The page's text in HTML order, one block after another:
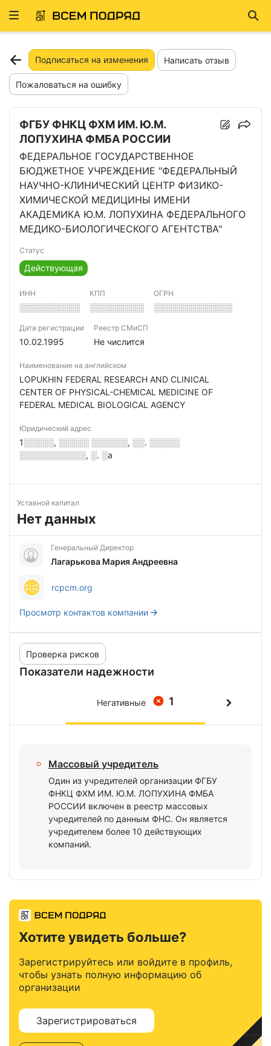
Развернуть
Подписаться на изменения Написать отзыв
Пожаловаться на ошибку
ФГБУ ФНКЦ ФХМ ИМ. Ю.М.
ЛОПУХИНА ФМБА РОССИИ
ФЕДЕРАЛЬНОЕ ГОСУДАРСТВЕННОЕ
БЮДЖЕТНОЕ УЧРЕЖДЕНИЕ "ФЕДЕРАЛЬНЫЙ
НАУЧНО-КЛИНИЧЕСКИЙ ЦЕНТР ФИЗИКО-
ХИМИЧЕСКОЙ МЕДИЦИНЫ ИМЕНИ
АКАДЕМИКА Ю.М. ЛОПУХИНА ФЕДЕРАЛЬНОГО
МЕДИКО-БИОЛОГИЧЕСКОГО АГЕНТСТВА"
Статус
Действующая
ИНН
░░░░░░░░░░
КПП
░░░░░░░░░
ОГРН
░░░░░░░░░░░░░
Дата регистрации
10.02.1995
Реестр СМиСП
Не числится
Наименование на английском
LOPUKHIN FEDERAL RESEARCH AND CLINICAL
CENTER OF PHYSICAL-CHEMICAL MEDICINE OF
FEDERAL MEDICAL BIOLOGICAL AGENCY
Юридический адрес
1░░░░░, ░░░░░ ░░░░░░, ░░. ░░░░░
░░░░░░░░░░░, ░. ░а
Уставной капитал
Нет данных
Генеральный Директор
Лагарькова Мария Андреевна
rcpcm.org
Просмотр контактов компании
Показатели надежности
Проверка рисков
1
Негативные
Массовый учредитель
Один из учредителей организации ФГБУ
ФНКЦ ФХМ ИМ. Ю.М. ЛОПУХИНА ФМБА
РОССИИ включен в реестр массовых
учредителей по данным ФНС. Он является
учредителем более 10 действующих
компаний.
Хотите увидеть больше?
Зарегистрируйтесь или войдите в профиль,
чтобы узнать полную информацию об
организации
Зарегистрироваться